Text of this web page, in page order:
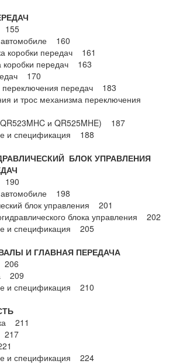
155
160
коробки передач 161
коробки передач 163
170
переключения передач 183
и трос механизма переключения
QR523MHC и QR525MHE) 187
и спецификация 188
БЛОК УПРАВЛЕНИЯ
190
198
блок управления 201
блока управления 202
и спецификация 205
И ГЛАВНАЯ ПЕРЕДАЧА
206
209
и спецификация 210
211
217
и спецификация 224